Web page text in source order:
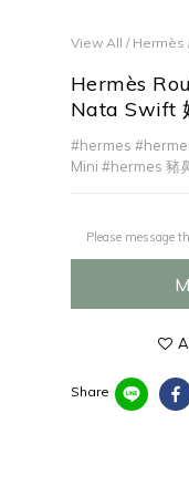
View All / Hermès
Hermès
Nata Swift
#hermes
Mini #hermes 豬
Please message
Share